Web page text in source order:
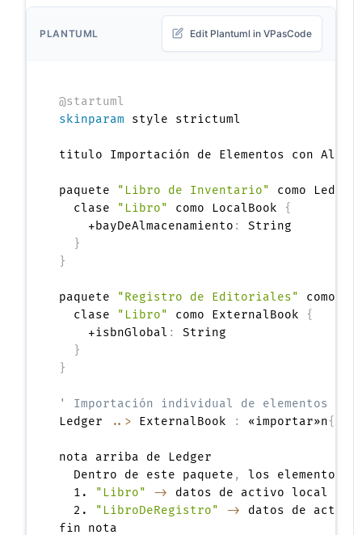
PLANTUML Edit Plantuml in VPasCode
@startuml
skinparam style strictuml
titulo Importación de Elementos con Alias
paquete "Libro de Inventario"
como
  clase
"Libro" como LocalBook {
    +bayDeAlmacenamiento
:
String
}
}
paquete "Registro de Editoriales"
como
  clase
"Libro" como ExternalBook {
    +isbnGlobal
:
String
}
}
' Importación individual de elementos
Ledger
..> ExternalBook : «importar»n{
nota arriba de Ledger
  Dentro de este paquete
,
los elementos
  1.
"Libro" ->
datos de activo local
  2.
"LibroDeRegistro" ->
datos de activo
fin nota